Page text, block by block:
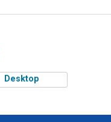
Desktop